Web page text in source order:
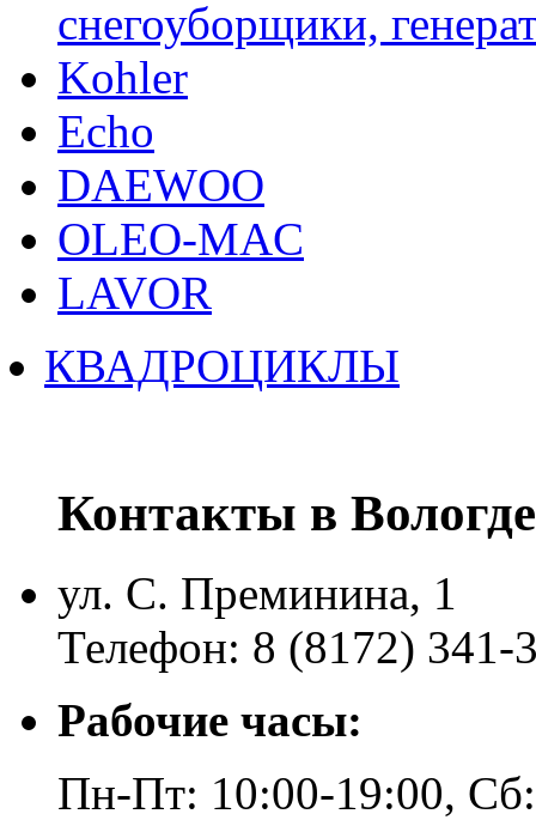
снегоуборщики,
Kohler
Echo
DAEWOO
OLEO-MAC
LAVOR
КВАДРОЦИКЛЫ
Контакты в Вологде
ул. С. Преминина, 1
Телефон: 8 (8172) 341-
Рабочие часы:
Пн-Пт: 10:00-19:00,